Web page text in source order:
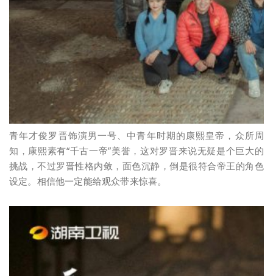
青年才俊罗晋饰演男一号、中青年时期的康熙皇帝，众所周
知，康熙素有“千古一帝”美誉，这对罗晋来说无疑是个巨大的
挑战，不过罗晋性格内敛，面色沉静，倒是很符合帝王的角色
设定。相信他一定能给观众带来惊喜。